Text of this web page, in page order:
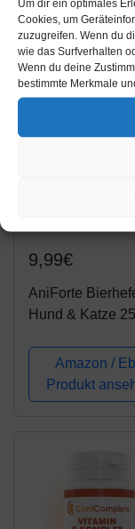
Um dir ein optimales
Cookies, um
zuzugreifen. Wenn du
wie das Surfverhalten
Wenn du deine
bestimmte Merkmale
Biotin zur
Unterstützung
Hautfunktion,
Präbiotika bei
Fellproblemen,...
9,99€
AniForte
Hund & Katze
kräftiges Fell,
Haut, Biotin &
B für Hunde &
Amazon /
Produkt